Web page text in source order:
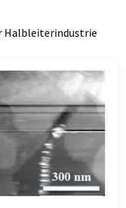
Halbleiterindustrie